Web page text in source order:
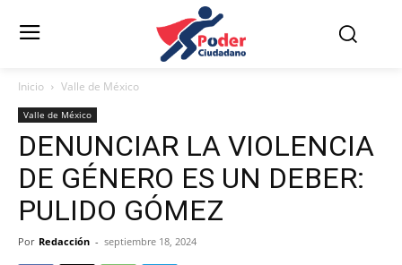
Inicio Valle de México
Valle de México
DENUNCIAR LA VIOLENCIA
DE GÉNERO ES UN DEBER:
PULIDO GÓMEZ
Por Redacción - septiembre 18, 2024